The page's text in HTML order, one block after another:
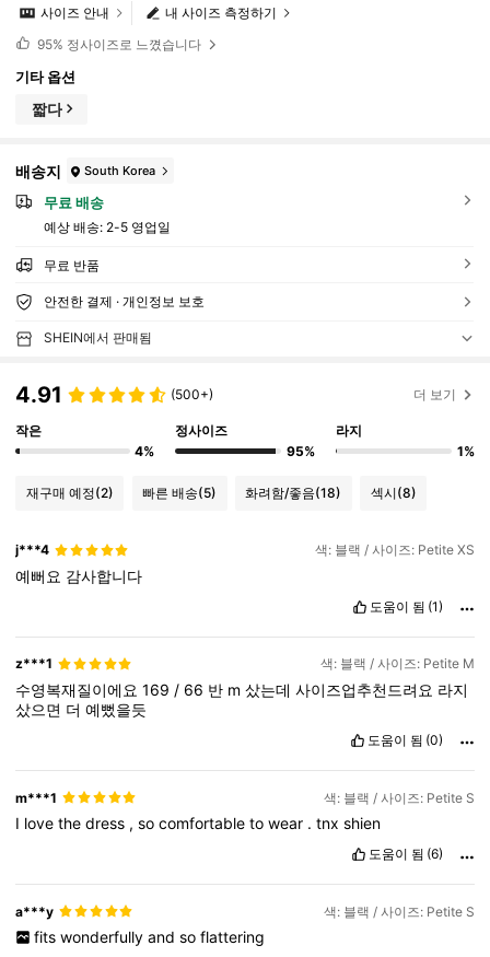
내 사이즈 측정하기
사이즈 안내
95% 정사이즈로 느꼈습니다
기타 옵션
짧다
배송지 South Korea
무료 배송
예상 배송: 2-5 영업일
무료 반품
안전한 결제 · 개인정보 보호
SHEIN에서 판매됨
4.91 (500+) 더 보기
작은
4%
정사이즈
95%
라지
1%
재구매 예정(2) 빠른 배송(5) 화려함/좋음(18) 섹시(8)
j***4 색: 블랙 / 사이즈: Petite XS
예뻐요 감사합니다
도움이 됨 (1)
z***1 색: 블랙 / 사이즈: Petite M
수영복재질이에요169 / 66 반 m샀는데사이즈업추천드려요 라지
샀으면 더예뻤을듯
도움이 됨 (0)
m***1 색: 블랙 / 사이즈: Petite S
I lovethedress ,socomfortabletowear .tnxshien
도움이 됨 (6)
a***y 색: 블랙 / 사이즈: Petite S
fits wonderfully and so flattering